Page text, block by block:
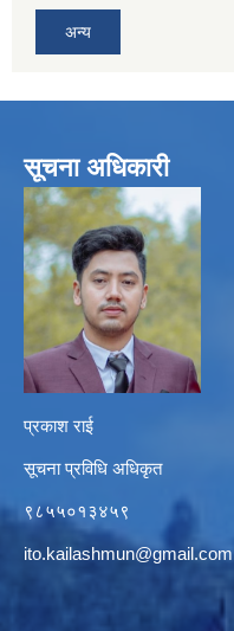
अन्य
सूचना अधिकारी
प्रकाश राई
सूचना प्रविधि अधिकृत
९८५५०१३४५९
ito.kailashmun@gmail.com